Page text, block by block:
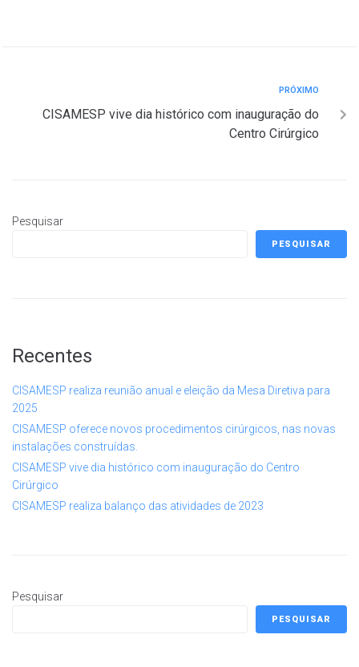
PRÓXIMO
CISAMESP vive dia histórico com inauguração do
Centro Cirúrgico
Pesquisar
PESQUISAR
Recentes
CISAMESP realiza reunião anual e eleição da Mesa Diretiva para
2025
CISAMESP oferece novos procedimentos cirúrgicos, nas novas
instalações construídas.
CISAMESP vive dia histórico com inauguração do Centro
Cirúrgico
CISAMESP realiza balanço das atividades de 2023
Pesquisar
PESQUISAR